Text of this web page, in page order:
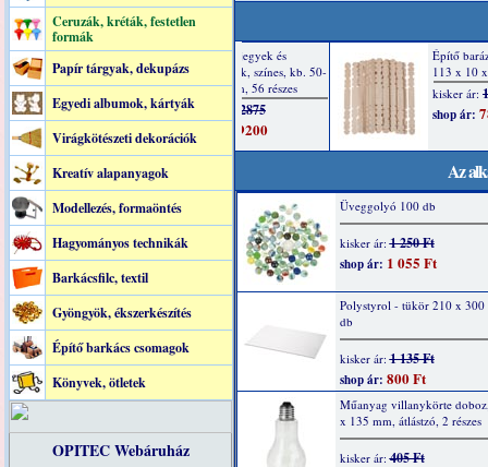
Ceruzák, kréták, festetlen
formák
Papír tárgyak, dekupázs
Egyedi albumok, kártyák
Virágkötészeti dekorációk
Kreatív alapanyagok
Modellezés, formaöntés
Hagyományos technikák
Barkácsfilc, textil
Gyöngyök, ékszerkészítés
Építő barkács csomagok
Könyvek, ötletek
OPITEC Webáruház
Az
Üveggolyó 100 db
kisker ár:1 250 Ft
shop ár: 1 055 Ft
Polystyrol - tükör 210 x 300
db
kisker ár:1 135 Ft
shop ár: 800 Ft
Műanyag villanykörte
x 135 mm, átlástzó, 2 részes
kisker ár:405 Ft